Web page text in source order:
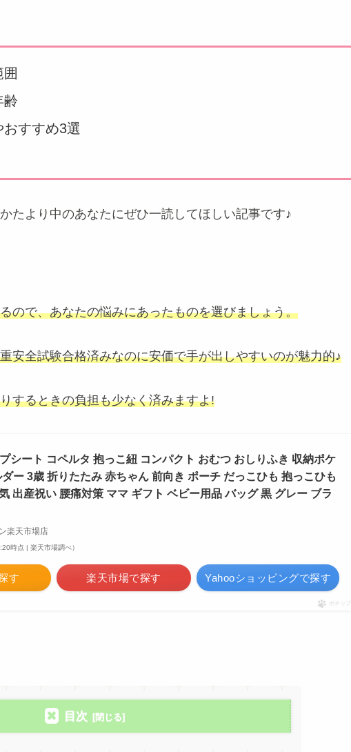
齢
すすめ3選
たより中のあなたにぜひ一読してほしい記事です♪
ので、あなたの悩みにあったものを選びましょう。
安全試験合格済みなのに安価で手が出しやすいのが魅力的♪
するときの負担も少なく済みますよ!
シート コペルタ 抱っこ紐 コンパクト おむつ おしりふき 収納ポケ
ー 3歳 折りたたみ 赤ちゃん 前向き ポーチ だっこひも 抱っこひも
出産祝い 腰痛対策 ママ ギフト ベビー用品 バッグ 黒 グレー ブラ
楽天市場店
時点 | 楽天市場調べ）
す 楽天市場で探す Yahooショッピングで探す
ポチップ
目次